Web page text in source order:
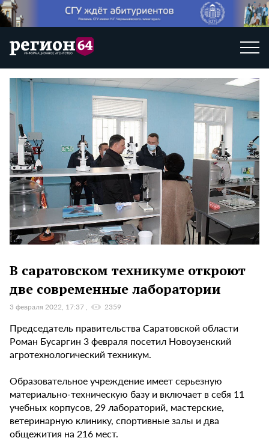
В саратовском техникуме откроют
две современные лаборатории
3 февраля 2022, 17:37 2359
Председатель правительства Саратовской области
Роман Бусаргин 3 февраля посетил Новоузенский
агротехнологический техникум.
Образовательное учреждение имеет серьезную
материально-техническую базу и включает в себя 11
учебных корпусов, 29 лабораторий, мастерские,
ветеринарную клинику, спортивные залы и два
общежития на 216 мест.